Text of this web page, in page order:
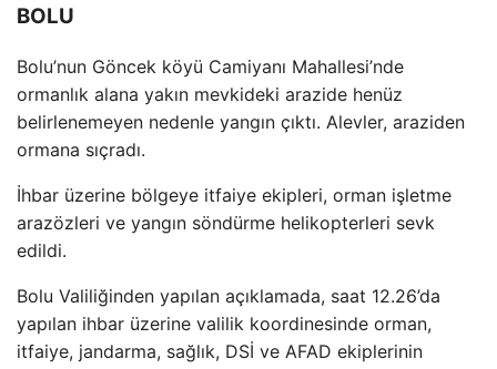
BOLU
Bolu’nun Göncek köyü Camiyanı Mahallesi’nde
ormanlık alana yakın mevkideki arazide henüz
belirlenemeyen nedenle yangın çıktı. Alevler, araziden
ormana sıçradı.
İhbar üzerine bölgeye itfaiye ekipleri, orman işletme
arazözleri ve yangın söndürme helikopterleri sevk
edildi.
Bolu Valiliğinden yapılan açıklamada, saat 12.26’da
yapılan ihbar üzerine valilik koordinesinde orman,
itfaiye, jandarma, sağlık, DSİ ve AFAD ekiplerinin